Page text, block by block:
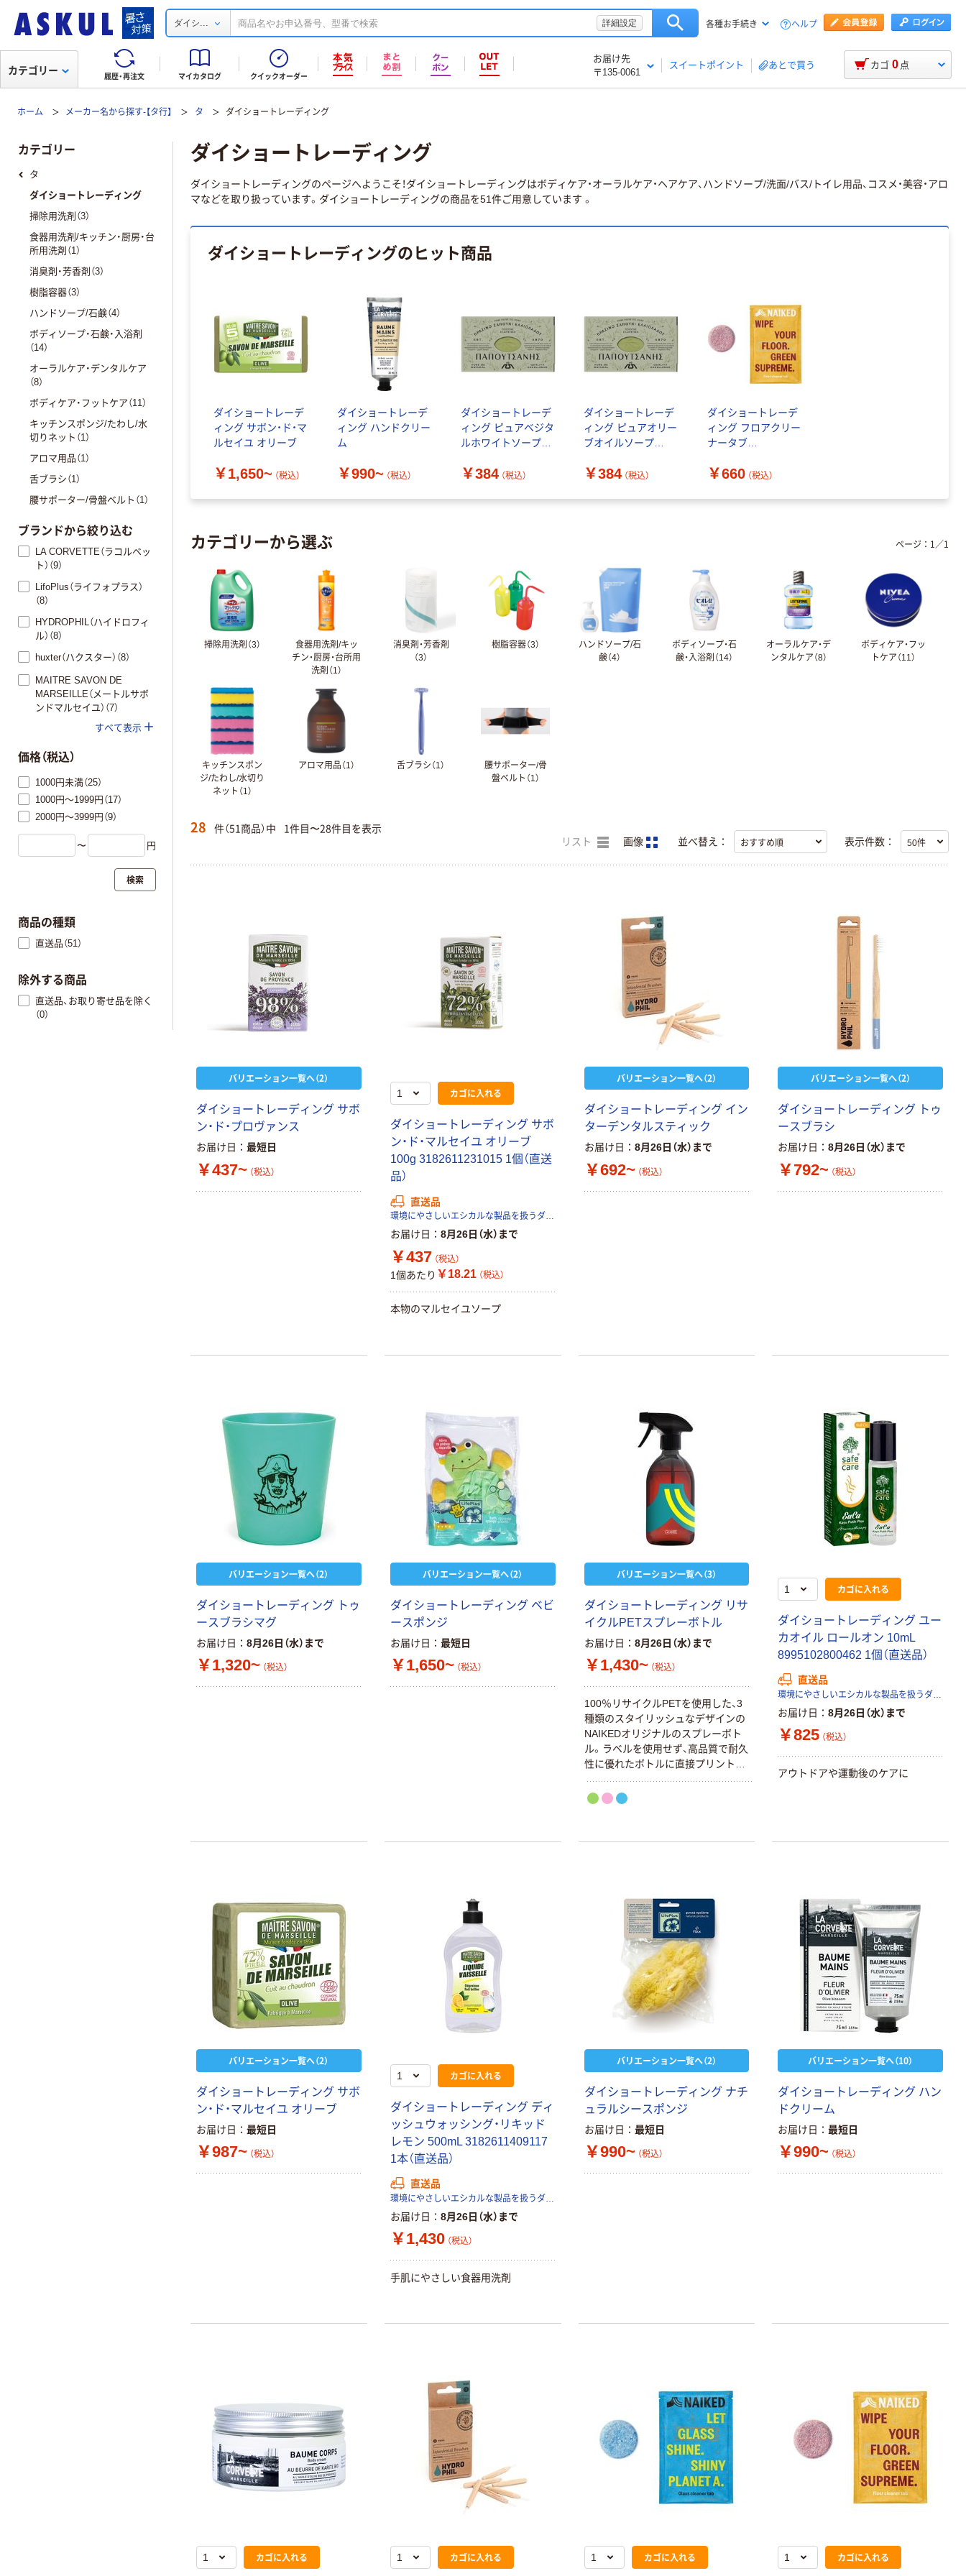
ダイシ... 詳細設定 各種お手続き ヘルプ
履歴・再注文 マイカタログ クイックオーダー
お届け先
〒135-0061
スイートポイント あとで買う
カテゴリー カゴ 0 点
ホーム メーカー名から探す-【タ行】 タ ダイショートレーディング
ダイショートレーディング
ダイショートレーディングのページへようこそ！ダイショートレーディングはボディケア・オーラルケア・ヘアケア、ハンドソープ/洗面/バス/トイレ用品、コスメ・美容・アロ
マなどを取り扱っています。ダイショートレーディングの商品を51件ご用意しています 。
ダイショートレーディングのヒット商品
ダイショートレーデ
ィング サボン・ド・マ
ルセイユ オリーブ
￥1,650~ （税込）
ダイショートレーデ
ィング ハンドクリー
ム
￥990~ （税込）
ダイショートレーデ
ィング ピュアベジタ
ルホワイトソープ
5201109655206 1個
￥384 （税込）
ダイショートレーデ
ィング ピュアオリー
ブオイルソープ
5201109655022 1個
￥384 （税込）
ダイショートレーデ
ィング フロアクリー
ナータブ
（直送品）
￥660 （税込）
カテゴリーから選ぶ
掃除用洗剤（3）
食器用洗剤/キッ
チン・厨房・台所用
洗剤（1）
消臭剤・芳香剤
（3）
樹脂容器（3）
ハンドソープ/石
鹸（4）
ボディソープ・石
鹸・入浴剤（14）
オーラルケア・デ
ンタルケア（8）
ボディケア・フッ
トケア（11）
キッチンスポン
ジ/たわし/水切り
ネット（1）
アロマ用品（1） 舌ブラシ（1）
腰サポーター/骨
盤ベルト（1）
ページ： 1／1
28 件（51商品）中 1件目〜28件目を表示
リスト 画像 並べ替え： 表示件数：
バリエーション一覧へ（2）
ダイショートレーディング サボ
ン・ド・プロヴァンス
お届け日 最短日
￥437~ （税込）
カゴに入れる
ダイショートレーディング サボ
ン・ド・マルセイユ オリーブ
100g 3182611231015 1個（直送
品）
直送品
環境にやさしいエシカルな製品を扱うダイショートレーディング株式会社
お届け日 8月26日（水）まで
￥437 （税込）
1個あたり ￥18.21 （税込）
本物のマルセイユソープ
バリエーション一覧へ（2）
ダイショートレーディング イン
ターデンタルスティック
お届け日 8月26日（水）まで
￥692~ （税込）
バリエーション一覧へ（2）
ダイショートレーディング トゥ
ースブラシ
お届け日 8月26日（水）まで
￥792~ （税込）
バリエーション一覧へ（2）
ダイショートレーディング トゥ
ースブラシマグ
お届け日 8月26日（水）まで
￥1,320~ （税込）
バリエーション一覧へ（2）
ダイショートレーディング ベビ
ースポンジ
お届け日 最短日
￥1,650~ （税込）
バリエーション一覧へ（3）
ダイショートレーディング リサ
イクルPETスプレーボトル
お届け日 8月26日（水）まで
￥1,430~ （税込）
100％リサイクルPETを使用した、3
種類のスタイリッシュなデザインの
NAIKEDオリジナルのスプレーボト
ル。ラベルを使用せず、高品質で耐久
性に優れたボトルに直接プリントし
ています。
カゴに入れる
ダイショートレーディング ユー
カオイル ロールオン 10mL
8995102800462 1個（直送品）
直送品
お届け日 8月26日（水）まで
￥825 （税込）
アウトドアや運動後のケアに
バリエーション一覧へ（2）
ダイショートレーディング サボ
ン・ド・マルセイユ オリーブ
お届け日 最短日
￥987~ （税込）
カゴに入れる
ダイショートレーディング ディ
ッシュウォッシング・リキッド
レモン 500mL 3182611409117
1本（直送品）
直送品
環境にやさしいエシカルな製品を扱うダイショートレーディング株式会社
お届け日 8月26日（水）まで
￥1,430 （税込）
手肌にやさしい食器用洗剤
バリエーション一覧へ（2）
ダイショートレーディング ナチ
ュラルシースポンジ
お届け日 最短日
￥990~ （税込）
バリエーション一覧へ（10）
ダイショートレーディング ハン
ドクリーム
お届け日 最短日
￥990~ （税込）
カゴに入れる カゴに入れる カゴに入れる カゴに入れる
カテゴリー
タ
ダイショートレーディング
掃除用洗剤（3）
食器用洗剤/キッチン・厨房・台
所用洗剤（1）
消臭剤・芳香剤（3）
樹脂容器（3）
ハンドソープ/石鹸（4）
ボディソープ・石鹸・入浴剤
（14）
オーラルケア・デンタルケア
（8）
ボディケア・フットケア（11）
キッチンスポンジ/たわし/水
切りネット（1）
アロマ用品（1）
舌ブラシ（1）
腰サポーター/骨盤ベルト（1）
ブランドから絞り込む
LA CORVETTE（ラコルベッ
ト）（9）
LifoPlus（ライフォプラス）
（8）
HYDROPHIL（ハイドロフィ
ル）（8）
huxter（ハクスター）（8）
MAITRE SAVON DE
MARSEILLE（メートルサボ
ンドマルセイユ）（7）
すべて表示
価格（税込）
1000円未満（25）
1000円～1999円（17）
2000円～3999円（9）
〜 円
検索
商品の種類
直送品（51）
除外する商品
直送品、お取り寄せ品を除く
（0）